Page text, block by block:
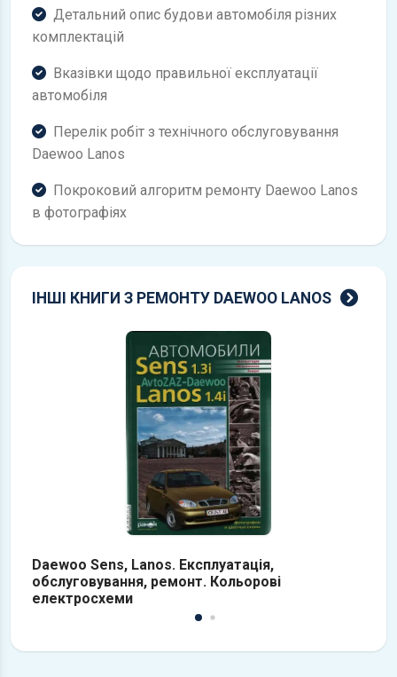
Детальний опис будови автомобіля різних
комплектацій
Вказівки щодо правильної експлуатації
автомобіля
Перелік робіт з технічного обслуговування
Daewoo Lanos
Покроковий алгоритм ремонту Daewoo Lanos
в фотографіях
ІНШІ КНИГИ З РЕМОНТУ DAEWOO LANOS
Daewoo Sens, Lanos. Експлуатація,
обслуговування, ремонт. Кольорові
електросхеми